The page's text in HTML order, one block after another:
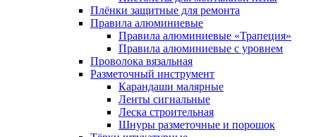
Плёнки защитные для ремонта
Правила алюминиевые
Правила алюминиевые «Трапеция»
Правила алюминиевые с уровнем
Проволока вязальная
Разметочный инструмент
Карандаши малярные
Ленты сигнальные
Леска строительная
Шнуры разметочные и порошок